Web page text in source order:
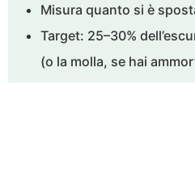
Misura quanto si è
Target: 25–30%
(o la molla, se hai